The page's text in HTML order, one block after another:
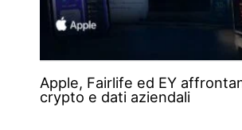
Apple, Fairlife ed EY
crypto e dati aziendali